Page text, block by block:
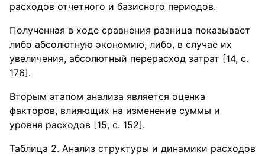
расходов отчетного и базисного периодов.
Полученная в ходе сравнения разница показывает
либо абсолютную экономию, либо, в случае их
увеличения, абсолютный перерасход затрат [14, с.
176].
Вторым этапом анализа является оценка
факторов, влияющих на изменение суммы и
уровня расходов [15, с. 152].
Таблица 2. Анализ структуры и динамики расходов